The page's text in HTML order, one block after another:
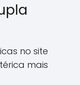
no site
mais